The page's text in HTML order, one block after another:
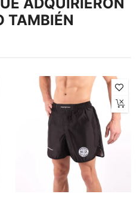
TAMBIÉN